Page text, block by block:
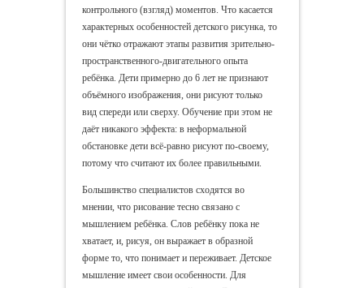
контрольного (взгляд) моментов. Что касается
характерных особенностей детского рисунка, то
они чётко отражают этапы развития зрительно-
пространственного-двигательного опыта
ребёнка. Дети примерно до 6 лет не признают
объёмного изображения, они рисуют только
вид спереди или сверху. Обучение при этом не
даёт никакого эффекта: в неформальной
обстановке дети всё-равно рисуют по-своему,
потому что считают их более правильными.
Большинство специалистов сходятся во
мнении, что рисование тесно связано с
мышлением ребёнка. Слов ребёнку пока не
хватает, и, рисуя, он выражает в образной
форме то, что понимает и переживает. Детское
мышление имеет свои особенности. Для